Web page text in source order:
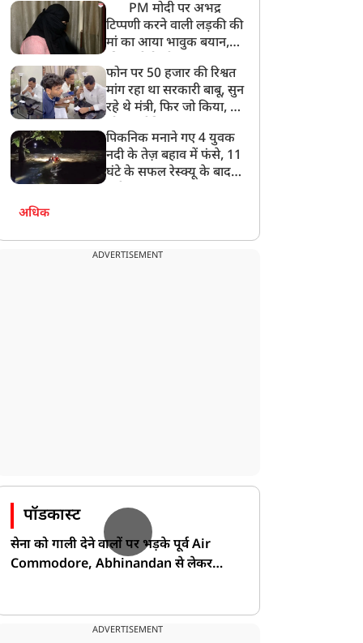
PM मोदी पर अभद्र
टिप्पणी करने वाली लड़की की
मां का आया भावुक बयान,
बेटी को गोद लें प्रधानमंत्री
फोन पर 50 हजार की रिश्वत
मांग रहा था सरकारी बाबू, सुन
रहे थे मंत्री, फिर जो किया, वो
पिकनिक मनाने गए 4 युवक
नदी के तेज़ बहाव में फंसे, 11
घंटे के सफल रेस्क्यू के बाद
अधिक
ADVERTISEMENT
पॉडकास्ट
सेना को गाली देने वालों पर भड़के पूर्व Air
Commodore, Abhinandan से लेकर
ADVERTISEMENT